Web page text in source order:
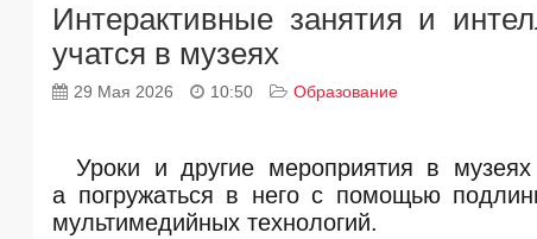
Интерактивные занятия и
учатся в музеях
29 Мая 2026 10:50 Образование
Уроки и другие мероприятия в
а погружаться в него с помощью
мультимедийных технологий.